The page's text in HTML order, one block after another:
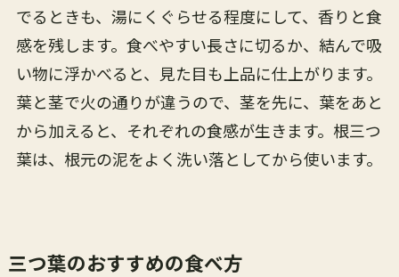
でるときも、湯にくぐらせる程度にして、香りと食
感を残します。食べやすい長さに切るか、結んで吸
い物に浮かべると、見た目も上品に仕上がります。
葉と茎で火の通りが違うので、茎を先に、葉をあと
から加えると、それぞれの食感が生きます。根三つ
葉は、根元の泥をよく洗い落としてから使います。
三つ葉のおすすめの食べ方